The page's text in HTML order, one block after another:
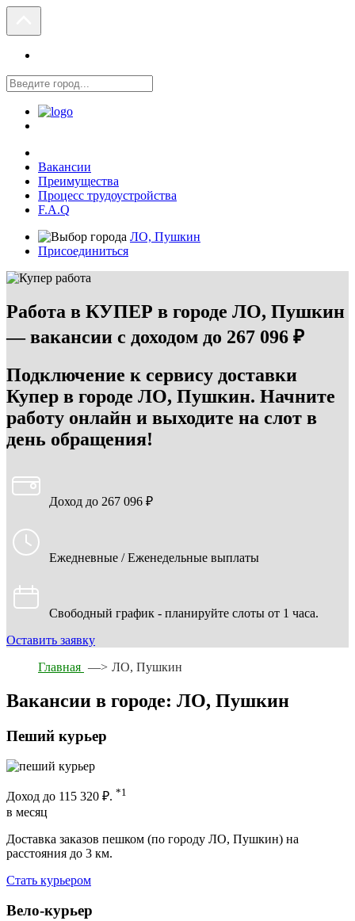
Вакансии
Преимущества
Процесс трудоустройства
F.A.Q
ЛО, Пушкин
Присоединиться
Работа в КУПЕР в городе ЛО, Пушкин
— вакансии с доходом до 267 096 ₽
Подключение к сервису доставки
Купер в городе ЛО, Пушкин. Начните
работу онлайн и выходите на слот в
день обращения!
Доход до 267 096 ₽
Ежедневные / Еженедельные выплаты
Свободный график - планируйте слоты от 1 часа.
Оставить заявку
Главная —> ЛО, Пушкин
Вакансии в городе: ЛО, Пушкин
Пеший курьер
Доход до 115 320 ₽. *1
в месяц
Доставка заказов пешком (по городу ЛО, Пушкин) на
расстояния до 3 км.
Стать курьером
Вело-курьер